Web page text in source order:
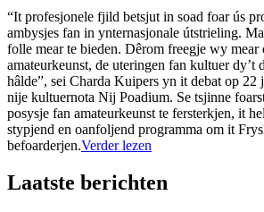
“It profesjonele fjild betsjut in soad foar ús
ambysjes fan in ynternasjonale útstrieling.
folle mear te bieden. Dêrom freegje wy mear
amateurkeunst, de uteringen fan kultuer dy’t
hâlde”, sei Charda Kuipers yn it debat op 22
nije kultuernota Nij Poadium. Se tsjinne
posysje fan amateurkeunst te fersterkjen, it
stypjend en oanfoljend programma om it
befoarderjen.Verder lezen
Laatste berichten